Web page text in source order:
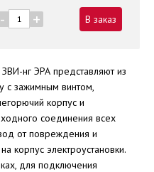
нг ЭРА представляют из
с зажимным винтом,
корпус и
соединения всех
от повреждения и
корпус электроустановки.
для подключения
- + В заказ